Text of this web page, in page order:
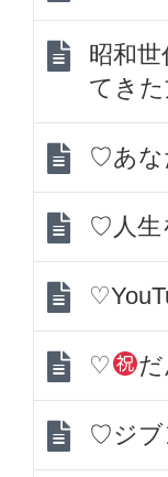
昭和
てき
♡あな
♡人生
♡
♡ジブ